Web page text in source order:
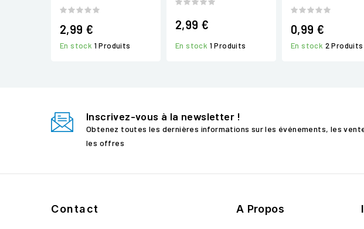
2,99 €
En stock 1 Produits
2,99 €
En stock 1 Produits
0,99 €
En stock 2 Produits
Inscrivez-vous à la newsletter !
Obtenez toutes les dernières informations sur les événements, les
les offres
Contact A Propos